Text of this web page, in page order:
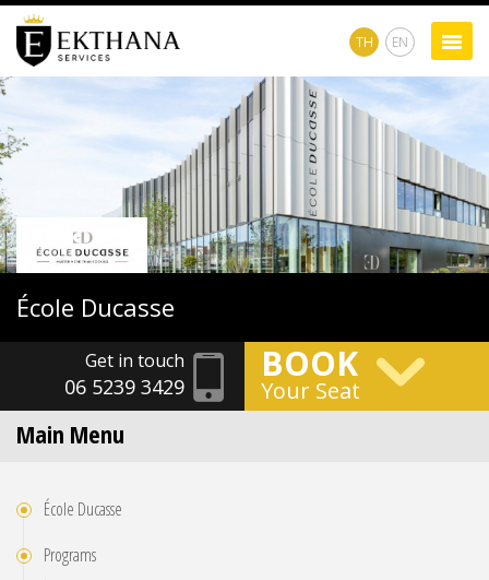
TH EN
École Ducasse
Get in touch
06 5239 3429
BOOK
Your Seat
Main Menu
École Ducasse
Programs